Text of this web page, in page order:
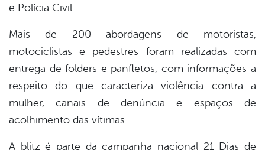
e Polícia Civil.
Mais de 200 abordagens de motoristas,
motociclistas e pedestres foram realizadas com
entrega de folders e panfletos, com informações a
respeito do que caracteriza violência contra a
mulher, canais de denúncia e espaços de
acolhimento das vítimas.
A blitz é parte da campanha nacional 21 Dias de